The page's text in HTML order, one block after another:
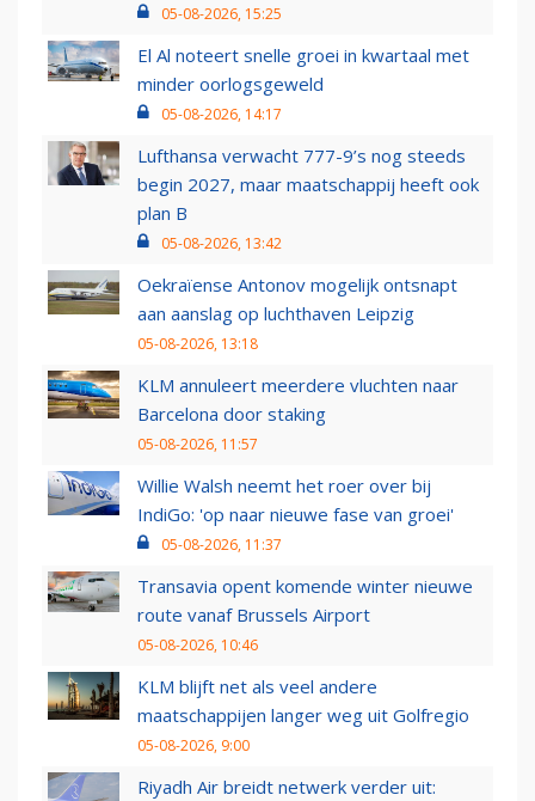
05-08-2026, 15:25
El Al noteert snelle groei in kwartaal met
minder oorlogsgeweld
05-08-2026, 14:17
Lufthansa verwacht 777-9’s nog steeds
begin 2027, maar maatschappij heeft ook
plan B
05-08-2026, 13:42
Oekraïense Antonov mogelijk ontsnapt
aan aanslag op luchthaven Leipzig
05-08-2026, 13:18
KLM annuleert meerdere vluchten naar
Barcelona door staking
05-08-2026, 11:57
Willie Walsh neemt het roer over bij
IndiGo: 'op naar nieuwe fase van groei'
05-08-2026, 11:37
Transavia opent komende winter nieuwe
route vanaf Brussels Airport
05-08-2026, 10:46
KLM blijft net als veel andere
maatschappijen langer weg uit Golfregio
05-08-2026, 9:00
Riyadh Air breidt netwerk verder uit: